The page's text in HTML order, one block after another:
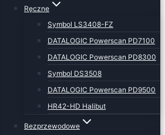
Ręczne
Symbol LS3408-FZ
DATALOGIC Powerscan PD7100
DATALOGIC Powerscan PD8300
Symbol DS3508
DATALOGIC Powerscan PD9500
HR42-HD Halibut
Bezprzewodowe